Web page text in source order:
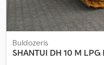
Buldozeris
SHANTUI DH 10 M